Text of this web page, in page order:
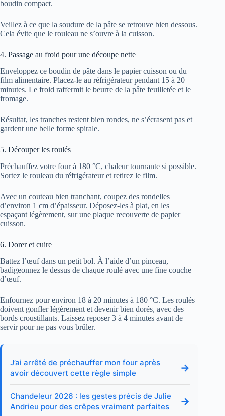
boudin compact.
Veillez à ce que la soudure de la pâte se retrouve bien dessous.
Cela évite que le rouleau ne s’ouvre à la cuisson.
4. Passage au froid pour une découpe nette
Enveloppez ce boudin de pâte dans le papier cuisson ou du
film alimentaire. Placez-le au réfrigérateur pendant 15 à 20
minutes. Le froid raffermit le beurre de la pâte feuilletée et le
fromage.
Résultat, les tranches restent bien rondes, ne s’écrasent pas et
gardent une belle forme spirale.
5. Découper les roulés
Préchauffez votre four à 180 °C, chaleur tournante si possible.
Sortez le rouleau du réfrigérateur et retirez le film.
Avec un couteau bien tranchant, coupez des rondelles
d’environ 1 cm d’épaisseur. Déposez-les à plat, en les
espaçant légèrement, sur une plaque recouverte de papier
cuisson.
6. Dorer et cuire
Battez l’œuf dans un petit bol. À l’aide d’un pinceau,
badigeonnez le dessus de chaque roulé avec une fine couche
d’œuf.
Enfournez pour environ 18 à 20 minutes à 180 °C. Les roulés
doivent gonfler légèrement et devenir bien dorés, avec des
bords croustillants. Laissez reposer 3 à 4 minutes avant de
servir pour ne pas vous brûler.
J’ai arrêté de préchauffer mon four après
avoir découvert cette règle simple
→
Chandeleur 2026 : les gestes précis de Julie
Andrieu pour des crêpes vraiment parfaites
→